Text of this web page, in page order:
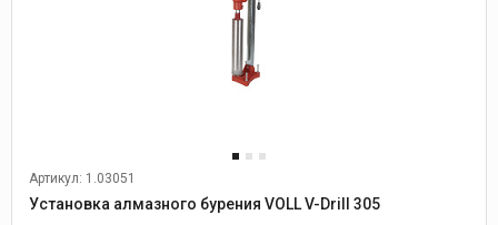
Артикул: 1.03051
Установка алмазного бурения VOLL V-Drill 305